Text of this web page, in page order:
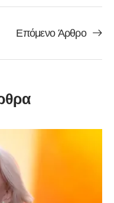
Επόμενο Άρθρο